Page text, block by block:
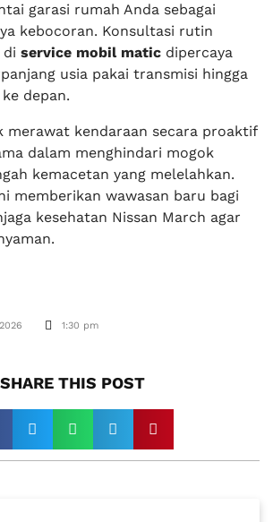
garasi rumah Anda sebagai
kebocoran. Konsultasi rutin
di service mobil matic dipercaya
usia pakai transmisi hingga
depan.
merawat kendaraan secara proaktif
dalam menghindari mogok
kemacetan yang melelahkan.
memberikan wawasan baru bagi
kesehatan Nissan March agar
1:30 pm
SHARE THIS POST​